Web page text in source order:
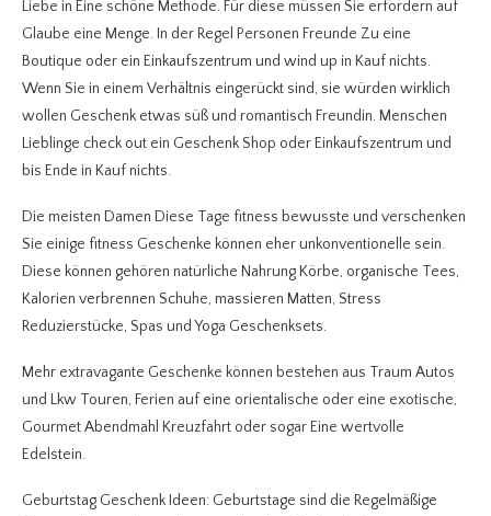
Liebe in Eine schöne Methode. Für diese müssen Sie erfordern auf
Glaube eine Menge. In der Regel Personen Freunde Zu eine
Boutique oder ein Einkaufszentrum und wind up in Kauf nichts.
Wenn Sie in einem Verhältnis eingerückt sind, sie würden wirklich
wollen Geschenk etwas süß und romantisch Freundin. Menschen
Lieblinge check out ein Geschenk Shop oder Einkaufszentrum und
bis Ende in Kauf nichts.
Die meisten Damen Diese Tage fitness bewusste und verschenken
Sie einige fitness Geschenke können eher unkonventionelle sein.
Diese können gehören natürliche Nahrung Körbe, organische Tees,
Kalorien verbrennen Schuhe, massieren Matten, Stress
Reduzierstücke, Spas und Yoga Geschenksets.
Mehr extravagante Geschenke können bestehen aus Traum Autos
und Lkw Touren, Ferien auf eine orientalische oder eine exotische,
Gourmet Abendmahl Kreuzfahrt oder sogar Eine wertvolle
Edelstein.
Geburtstag Geschenk Ideen: Geburtstage sind die Regelmäßige